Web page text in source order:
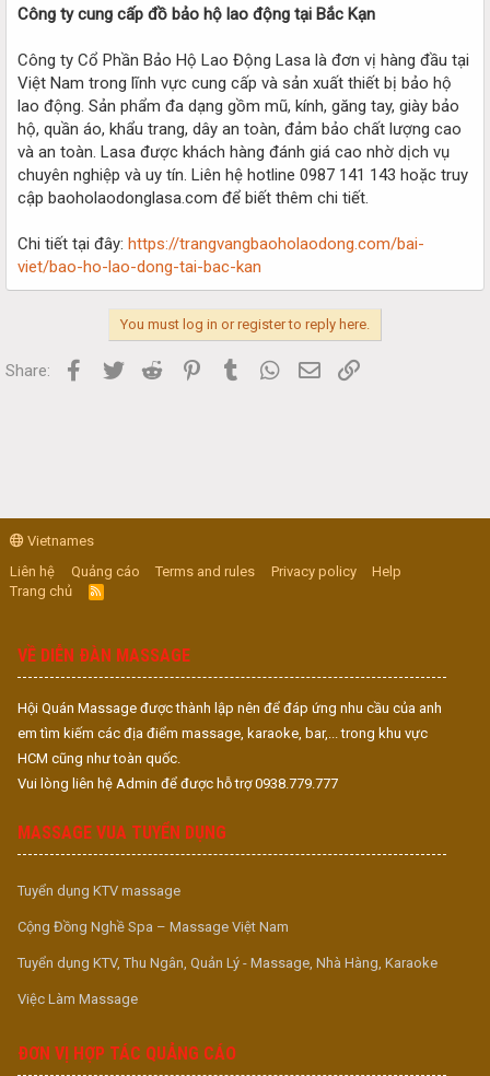
Công ty cung cấp đồ bảo hộ lao động tại Bắc Kạn
Công ty Cổ Phần Bảo Hộ Lao Động Lasa là đơn vị hàng đầu tại
Việt Nam trong lĩnh vực cung cấp và sản xuất thiết bị bảo hộ
lao động. Sản phẩm đa dạng gồm mũ, kính, găng tay, giày bảo
hộ, quần áo, khẩu trang, dây an toàn, đảm bảo chất lượng cao
và an toàn. Lasa được khách hàng đánh giá cao nhờ dịch vụ
chuyên nghiệp và uy tín. Liên hệ hotline 0987 141 143 hoặc truy
cập baoholaodonglasa.com để biết thêm chi tiết.
Chi tiết tại đây: https://trangvangbaoholaodong.com/bai-
viet/bao-ho-lao-dong-tai-bac-kan
You must log in or register to reply here.
Share: Facebook
Twitter Reddit PinterestTumblr WhatsApp
Email
Vietnames
Liên hệ
Quảng cáo Terms and rules Privacy policy
Help
Trang chủ
R
S
VỀ DIỄN ĐÀN MASSAGE
Hội Quán Massage được thành lập nên để đáp ứng nhu cầu của anh
em tìm kiếm các địa điểm massage, karaoke, bar,... trong khu vực
HCM cũng như toàn quốc.
Vui lòng liên hệ Admin để được hỗ trợ 0938.779.777
MASSAGE VUA TUYỂN DỤNG
Tuyển dụng KTV massage
Cộng Đồng Nghề Spa – Massage Việt Nam
Tuyển dụng KTV, Thu Ngân, Quản Lý - Massage, Nhà Hàng, Karaoke
Việc Làm Massage
ĐƠN VỊ HỢP TÁC QUẢNG CÁO